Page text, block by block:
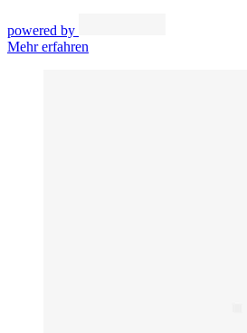
powered by
Mehr erfahren